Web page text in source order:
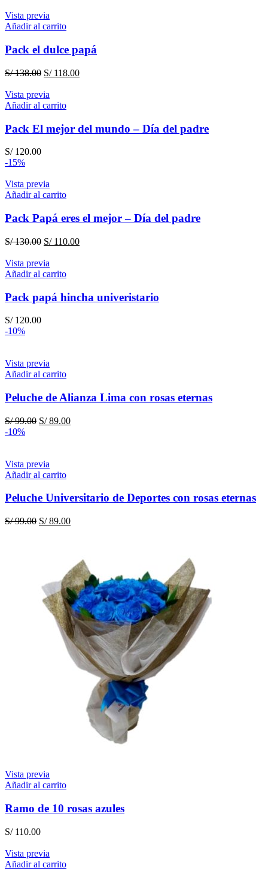
Vista previa
Añadir al carrito
Pack el dulce papá
S/138.00 El
original
era:
S/118.00El
Vista previa
Añadir al carrito
Pack El mejor del mundo – Día del padre
S/120.00
-15%
Vista previa
Añadir al carrito
Pack Papá eres el mejor – Día del padre
S/130.00 El
original
era:
S/110.00El
Vista previa
Añadir al carrito
Pack papá hincha univeristario
S/120.00
-10%
Vista previa
Añadir al carrito
Peluche de Alianza Lima con rosas eternas
S/99.00 El
S/ 99.00.
S/89.00El
-10%
Vista previa
Añadir al carrito
Peluche Universitario de Deportes con rosas eternas
S/99.00 El
S/89.00El
S/ 89.00.
Vista previa
Añadir al carrito
Ramo de 10 rosas azules
S/110.00
Vista previa
Añadir al carrito